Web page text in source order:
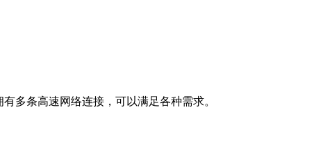
多条高速网络连接，可以满足各种需求。